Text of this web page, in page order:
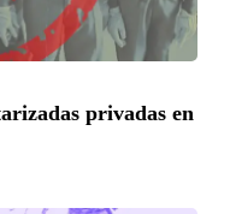
privadas en